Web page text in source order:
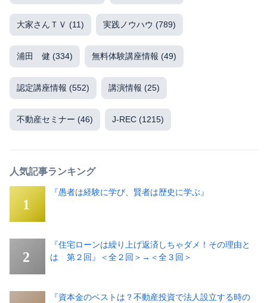
大家さんＴＶ (11) 実践ノウハウ (789)
浦田 健 (334) 無料体験講座情報 (49)
認定講座情報 (552) 講演情報 (25)
不動産セミナー (46) J-REC (1215)
人気記事ランキング
『愚者は経験に学び、賢者は歴史に学ぶ』
『住宅ローンは繰り上げ返済しちゃダメ！その理由と
は 第２回』＜全２回＞→＜全３回＞
『資本金のベストは？不動産投資で法人設立する時の